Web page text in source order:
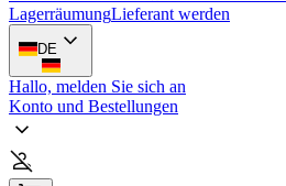
LagerräumungLieferant werden
DE
Hallo, melden Sie sich an
Konto und Bestellungen